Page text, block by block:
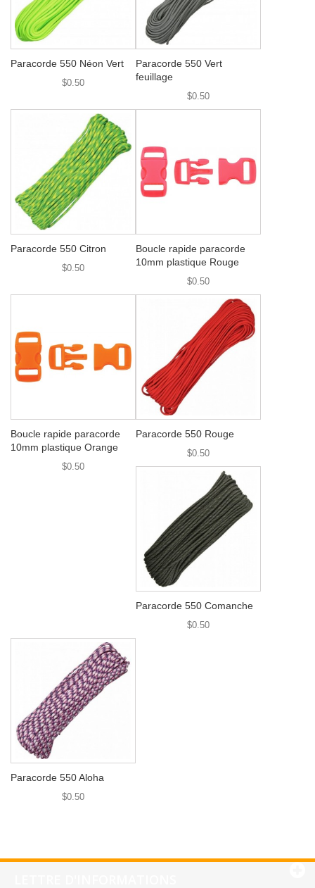
Paracorde 550 Néon Vert
$0.50
Paracorde 550 Vert
feuillage
$0.50
Paracorde 550 Citron
$0.50
Boucle rapide paracorde
10mm plastique Rouge
$0.50
Boucle rapide paracorde
10mm plastique Orange
$0.50
Paracorde 550 Rouge
$0.50
Paracorde 550 Comanche
$0.50
Paracorde 550 Aloha
$0.50